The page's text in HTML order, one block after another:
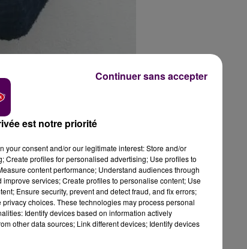
Il était sous contrat
ce qui a entraîné
est notre priorité
your consent and/or our legitimate interest: Store and/or
Create profiles for personalised advertising; Use profiles to
content performance; Understand audiences through
services; Create profiles to personalise content; Use
Ensure security, prevent and detect fraud, and fix errors;
choices. These technologies may process personal
Identify devices based on information actively
other data sources; Link different devices; Identify devices
Continuer sans accepter